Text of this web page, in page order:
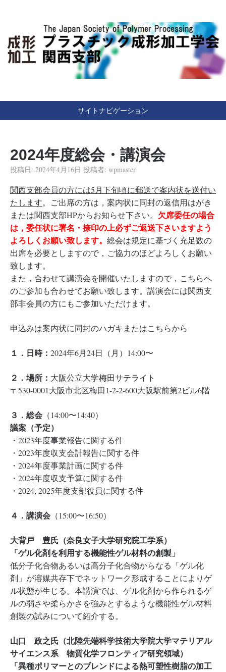
（一社）プラスチック成
形加工学会 関西支部
Japan Society of Polymer Processing
サイトナビゲーション
2024年度総会・講演会
投稿日: 2024年4月16日 投稿者: wpmaster
関西支部会員の方には5月下旬頃に郵送で案内状を送付い
たします。ご出席の方は，案内状に同封の返信用はがき
または関西支部HPからお知らせ下さい。 欠席委任の場合
は，委任状に署名・捺印の上必ずご返送下さいますよう
よろしくお願い致します。 総会は規定に基づく充足数の
出席を必要としますので，ご協力のほどよろしくお願い
致します。
また，合わせて講演会を開催いたしますので，こちらへ
のご参加も合わせてお願い致します。講演会には関西支
部非会員の方にもご参加いただけます。
申込みは案内状に同封のハガキまたはこちらから
１．日時： 2024年6月24日（月）14:00〜
２．場所： 大阪公立大学梅田サテライト
〒530-0001大阪市北区梅田1-2-2-600大阪駅前第2ビル6階
３．総会 （14:00〜14:40）
議案（予定）
・2023年度事業報告に関する件
・2023年度収支会計報告に関する件
・2024年度事業計画に関する件
・2024年度収支予算に関する件
・2024, 2025年度支部役員に関する件
４．講演会 （15:00〜16:50）
大背戸 豊氏（奈良女子大学研究院工学系）
「ゲル化剤を利用する機能性ゲル材料の創製」
低分子化合物あるいは高分子化合物からなる「ゲル化
剤」が溶媒共存下でネットワーク形成することによりゲ
ル状態が生じる。本講演では、ゲル化剤から作られるゲ
ルの弱さや柔らかさを強みとするような機能性ゲル材料
創製の試みについて紹介する。
山口 政之氏（北陸先端科学技術大学院大学マテリアル
サイエンス系 物質化学フロンティア研究領域）
「異種ポリマーとのブレンドによる熱可塑性樹脂の加工